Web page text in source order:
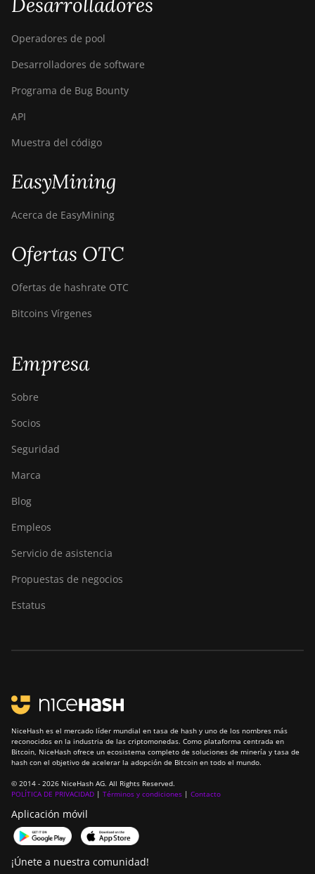
Operadores de pool
Desarrolladores de software
Programa de Bug Bounty
API
Muestra del código
EasyMining
Acerca de EasyMining
Ofertas OTC
Ofertas de hashrate OTC
Bitcoins Vírgenes
Empresa
Sobre
Socios
Seguridad
Marca
Blog
Empleos
Servicio de asistencia
Propuestas de negocios
Estatus
NiceHash es el mercado líder mundial en tasa de hash y uno de los nombres más
reconocidos en la industria de las criptomonedas. Como plataforma centrada en
Bitcoin, NiceHash ofrece un ecosistema completo de soluciones de minería y tasa de
hash con el objetivo de acelerar la adopción de Bitcoin en todo el mundo.
© 2014 - 2026 NiceHash AG. All Rights Reserved.
POLÍTICA DE PRIVACIDAD | Términos y condiciones | Contacto
Aplicación móvil
¡Únete a nuestra comunidad!